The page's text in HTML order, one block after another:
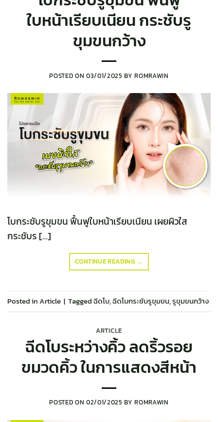
ใบหน้าเรียบเนียน กระชับรู
ขุมขนกว้าง
POSTED ON 03/01/2025 BYROMRAWIN
โบกระชับรูขุมขน ฟื้นฟูใบหน้าเรียบเนียน เผยผิวใส
กระชับร […]
CONTINUE READING →
Posted inArticle | Taggedฉีดโบ,ฉีดโบกระชับรูขุมขน,รูขุมขนกว้าง
ARTICLE
ฉีดโบระหว่างคิ้ว ลดริ้วรอย
ขมวดคิ้ว ในการแสดงสีหน้า
POSTED ON 02/01/2025 BYROMRAWIN